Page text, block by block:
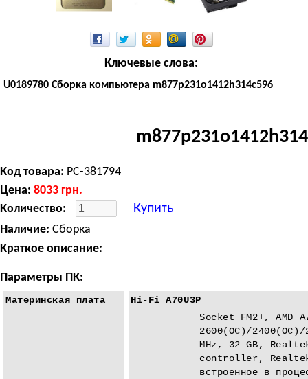
Ключевые слова:
U0189780 Сборка компьютера m877p231o1412h314c596
Код товара: PC-381794
Цена: 8033 грн.
Количество:
Купить
Наличие: Сборка
Краткое описание:
Параметры ПК:
Материнская плата
Hi-Fi A70U3P
Socket FM2+, AMD
2600(OC)/
MHz, 32 GB,
controller, Realtek
встроенное в